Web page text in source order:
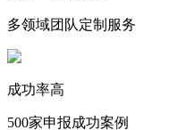
多领域团队定制服务
成功率高
500家申报成功案例